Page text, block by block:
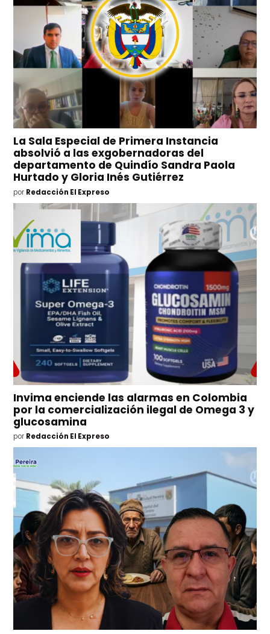
La Sala Especial de Primera Instancia
absolvió a las exgobernadoras del
departamento de Quindío Sandra Paola
Hurtado y Gloria Inés Gutiérrez
por Redacción El Expreso
Invima enciende las alarmas en Colombia
por la comercialización ilegal de Omega 3 y
glucosamina
por Redacción El Expreso